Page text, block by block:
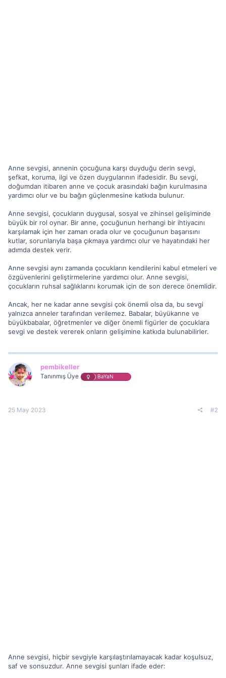
Anne sevgisi, annenin çocuğuna karşı duyduğu derin sevgi,
şefkat, koruma, ilgi ve özen duygularının ifadesidir. Bu sevgi,
doğumdan itibaren anne ve çocuk arasındaki bağın kurulmasına
yardımcı olur ve bu bağın güçlenmesine katkıda bulunur.
Anne sevgisi, çocukların duygusal, sosyal ve zihinsel gelişiminde
büyük bir rol oynar. Bir anne, çocuğunun herhangi bir ihtiyacını
karşılamak için her zaman orada olur ve çocuğunun başarısını
kutlar, sorunlarıyla başa çıkmaya yardımcı olur ve hayatındaki her
adımda destek verir.
Anne sevgisi aynı zamanda çocukların kendilerini kabul etmeleri ve
özgüvenlerini geliştirmelerine yardımcı olur. Anne sevgisi,
çocukların ruhsal sağlıklarını korumak için de son derece önemlidir.
Ancak, her ne kadar anne sevgisi çok önemli olsa da, bu sevgi
yalnızca anneler tarafından verilemez. Babalar, büyükanne ve
büyükbabalar, öğretmenler ve diğer önemli figürler de çocuklara
sevgi ve destek vererek onların gelişimine katkıda bulunabilirler.
pembikeller
Tanınmış Üye BaYaN
25 May 2023 #2
Anne sevgisi, hiçbir sevgiyle karşılaştırılamayacak kadar koşulsuz,
saf ve sonsuzdur. Anne sevgisi şunları ifade eder: